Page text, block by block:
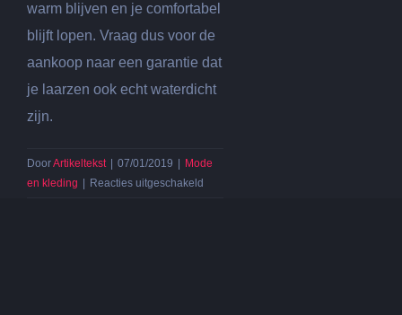
warm blijven en je comfortabel
blijft lopen. Vraag dus voor de
aankoop naar een garantie dat
je laarzen ook echt waterdicht
zijn.
DoorArtikeltekst 07/01/2019
Mode
en kleding
Reacties uitgeschakeld